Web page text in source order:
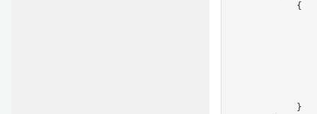
            {
            }